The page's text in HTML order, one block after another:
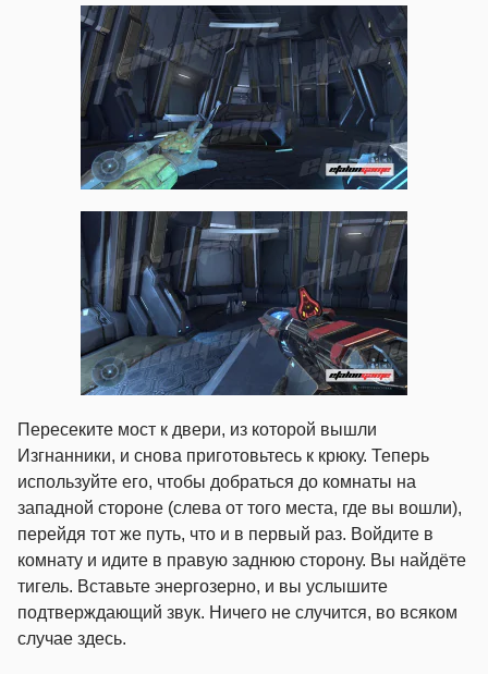
Пересеките мост к двери, из которой вышли
Изгнанники, и снова приготовьтесь к крюку. Теперь
используйте его, чтобы добраться до комнаты на
западной стороне (слева от того места, где вы вошли),
перейдя тот же путь, что и в первый раз. Войдите в
комнату и идите в правую заднюю сторону. Вы найдёте
тигель. Вставьте энергозерно, и вы услышите
подтверждающий звук. Ничего не случится, во всяком
случае здесь.